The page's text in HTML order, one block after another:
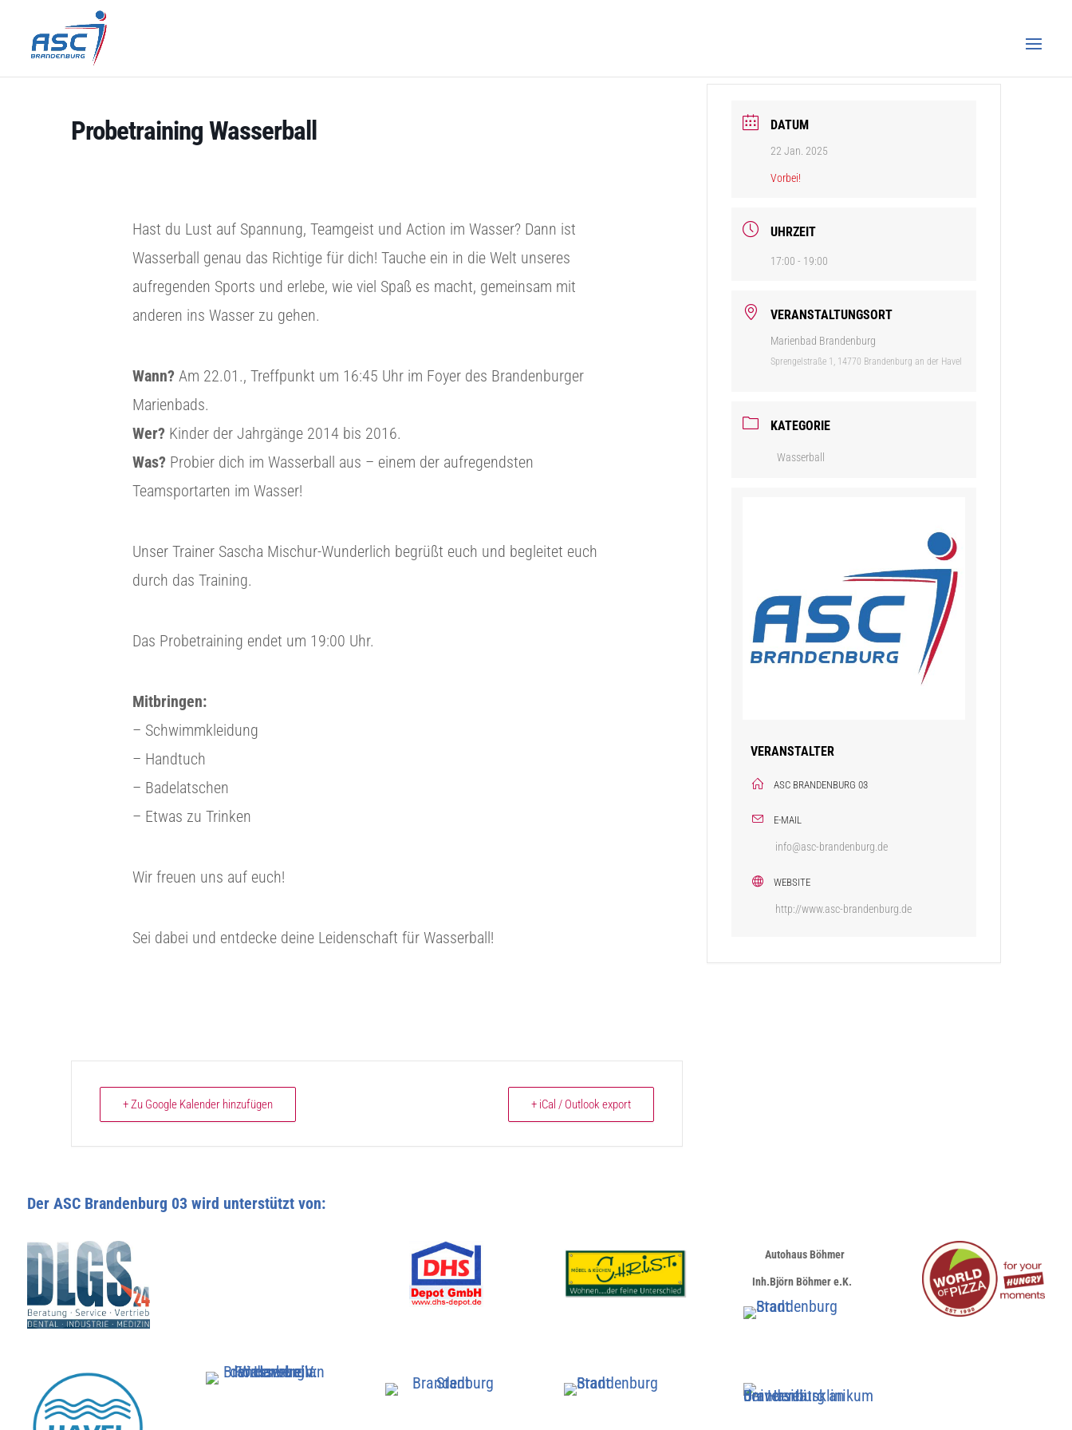
Probetraining Wasserball
Hast du Lust auf Spannung, Teamgeist und Action im Wasser? Dann ist
Wasserball genau das Richtige für dich! Tauche ein in die Welt unseres
aufregenden Sports und erlebe, wie viel Spaß es macht, gemeinsam mit
anderen ins Wasser zu gehen.
Wann?Am 22.01., Treffpunkt um 16:45 Uhr im Foyer des Brandenburger
Marienbads.
Wer?Kinder der Jahrgänge 2014 bis 2016.
Was?Probier dich im Wasserball aus – einem der aufregendsten
Teamsportarten im Wasser!
Unser Trainer Sascha Mischur-Wunderlich begrüßt euch und begleitet euch
durch das Training.
Das Probetraining endet um 19:00 Uhr.
Mitbringen:
– Schwimmkleidung
– Handtuch
– Badelatschen
– Etwas zu Trinken
Wir freuen uns auf euch!
Sei dabei und entdecke deine Leidenschaft für Wasserball!
+ Zu Google Kalender hinzufügen + iCal / Outlook export
DATUM
22 Jan. 2025
Vorbei!
UHRZEIT
17:00 - 19:00
VERANSTALTUNGSORT
Marienbad Brandenburg
Sprengelstraße 1, 14770 Brandenburg an der Havel
KATEGORIE
Wasserball
VERANSTALTER
ASC BRANDENBURG 03
E-MAIL
info@asc-brandenburg.de
WEBSITE
http://www.asc-brandenburg.de
Der ASC Brandenburg 03 wird unterstützt von:
Autohaus Böhmer
Inh.Björn Böhmer e.K.